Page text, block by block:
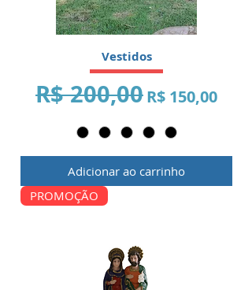
Vestidos
Preço normal
R$ 200,00Preço
R$ 150,00
Adicionar ao carrinho
PROMOÇÃO